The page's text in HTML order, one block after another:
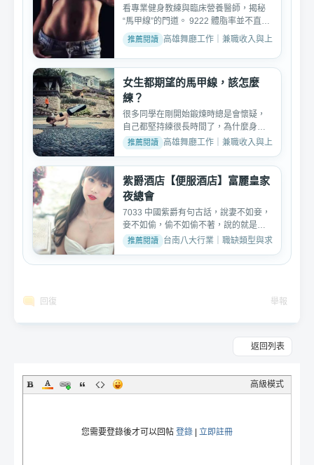
看專業健身教練與臨床營養醫師，揭秘
“馬甲線”的門道。 9222 體脂率並不直觀
決定身材 相信很多...
高雄舞廳工作｜兼職收入與上班分享 ·
女生都期望的馬甲線，該怎麼
練？
很多同學在剛開始鍛煉時總是會懷疑，
自己都堅持練很長時間了，為什麼身體
還沒有變化呢？馬甲線怎...
高雄舞廳工作｜兼職收入與上班分享 ·
紫爵酒店【便服酒店】富麗皇家
夜總會
7033 中國紫爵有句古話，說妻不如妾，
妾不如偷，偷不如偷不著，說的就是類
似于酒店婚外情的關系...
台南八大行業｜職缺類型與求職討論 ·
回復 舉報
返回列表
高級模式
您需要登錄後才可以回帖 登錄 立即註冊